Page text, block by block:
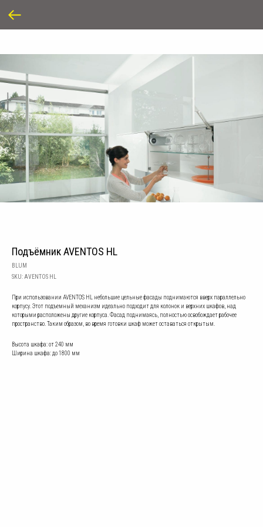
Подъёмник AVENTOS HL
BLUM
SKU: AVENTOS HL
При использовании AVENTOS HL небольшие цельные фасады поднимаются вверх параллельно
корпусу. Этот подъемный механизм идеально подходит для колонок и верхних шкафов, над
которыми расположены другие корпуса. Фасад поднимаясь, полностью освобождает рабочее
пространство. Таким образом, во время готовки шкаф может оставаться открытым.
Высота шкафа: от 240 мм
Ширина шкафа: до 1800 мм